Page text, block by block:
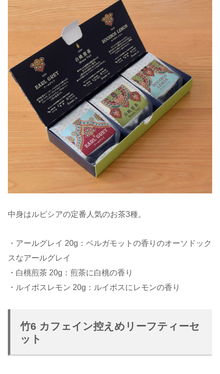
中身はルピシアの定番人気のお茶3種。
・アールグレイ 20g：ベルガモットの香りのオーソドック
スなアールグレイ
・白桃煎茶 20g：煎茶に白桃の香り
・ルイボスレモン 20g：ルイボスにレモンの香り
竹6 カフェイン控えめリーフティーセ
ット